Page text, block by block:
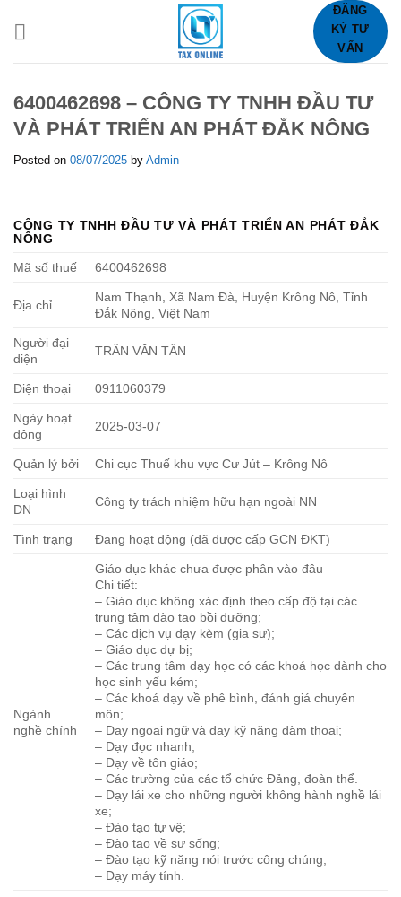
ĐĂNG
KÝ TƯ
VẤN
6400462698 – CÔNG TY TNHH ĐẦU TƯ
VÀ PHÁT TRIỂN AN PHÁT ĐẮK NÔNG
Posted on 08/07/2025 by Admin
CÔNG TY TNHH ĐẦU TƯ VÀ PHÁT TRIỂN AN PHÁT ĐẮK
NÔNG
Mã số thuế
6400462698
Địa chỉ
Nam Thạnh, Xã Nam Đà, Huyện Krông Nô, Tỉnh
Đắk Nông, Việt Nam
Người đại
diện
TRẦN VĂN TÂN
Điện thoại 0911060379
Ngày hoạt
động
2025-03-07
Quản lý bởi Chi cục Thuế khu vực Cư Jút – Krông Nô
Loại hình
DN
Công ty trách nhiệm hữu hạn ngoài NN
Tình trạng Đang hoạt động (đã được cấp GCN ĐKT)
Ngành
nghề chính
Giáo dục khác chưa được phân vào đâu
Chi tiết:
– Giáo dục không xác định theo cấp độ tại các
trung tâm đào tạo bồi dưỡng;
– Các dịch vụ dạy kèm (gia sư);
– Giáo dục dự bị;
– Các trung tâm dạy học có các khoá học dành cho
học sinh yếu kém;
– Các khoá dạy về phê bình, đánh giá chuyên
môn;
– Dạy ngoại ngữ và dạy kỹ năng đàm thoại;
– Dạy đọc nhanh;
– Dạy về tôn giáo;
– Các trường của các tổ chức Đảng, đoàn thể.
– Dạy lái xe cho những người không hành nghề lái
xe;
– Đào tạo tự vệ;
– Đào tạo về sự sống;
– Đào tạo kỹ năng nói trước công chúng;
– Dạy máy tính.